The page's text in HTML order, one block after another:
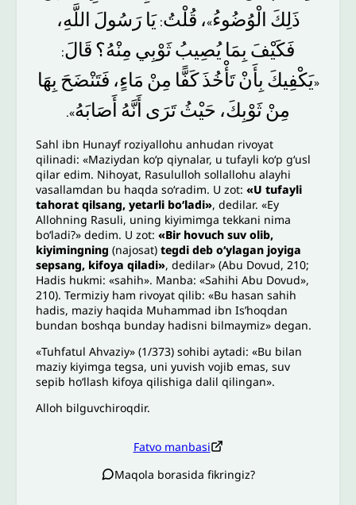
ذَلِكَ الْوُضُوءُ»، قُلْتُ: يَا رَسُولَ اللَّهِ،
فَكَيْفَ بِمَا يُصِيبُثَوْبِي مِنْهُ؟ قَالَ:
«يَكْفِيكَ بِأَنْ تَأْخُذَ كَفًّا مِنْ مَاءٍ، فَتَنْضَحَ بِهَا
مِنْثَوْبِكَ، حَيْثُتَرَى أَنَّهُ أَصَابَهُ».
Sahl ibn Hunayf roziyallohu anhudan rivoyat
qilinadi: «Maziydan ko‘p qiynalar, u tufayli ko‘p g‘usl
qilar edim. Nihoyat, Rasululloh sollallohu alayhi
vasallamdan bu haqda so‘radim. U zot:«U tufayli
tahorat qilsang, yetarli bo‘ladi», dedilar. «Ey
Allohning Rasuli, uning kiyimimga tekkani nima
bo‘ladi?» dedim. U zot:«Bir hovuch suv olib,
kiyimingning(najosat) tegdi deb o‘ylagan joyiga
sepsang, kifoya qiladi», dedilar» (Abu Dovud, 210;
Hadis hukmi: «sahih». Manba: «Sahihi Abu Dovud»,
210). Termiziy ham rivoyat qilib: «Bu hasan sahih
hadis, maziy haqida Muhammad ibn Is’hoqdan
bundan boshqa bunday hadisni bilmaymiz» degan.
«Tuhfatul Ahvaziy» (1/373) sohibi aytadi: «Bu bilan
maziy kiyimga tegsa, uni yuvish vojib emas, suv
sepib ho‘llash kifoya qilishiga dalil qilingan».
Alloh bilguvchiroqdir.
Fatvo manbasi
Maqola borasida fikringiz?